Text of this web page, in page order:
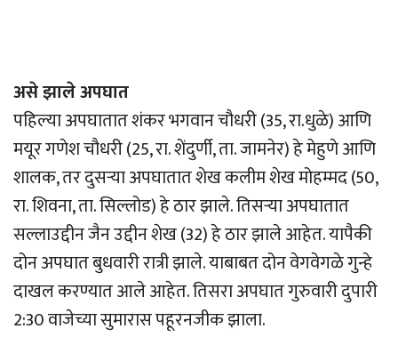
असे झाले अपघात
पहिल्या अपघातात शंकर भगवान चौधरी (35, रा.धुळे) आणि
मयूर गणेश चौधरी (25, रा. शेंदुर्णी, ता. जामनेर) हे मेहुणे आणि
शालक, तर दुसर्‍या अपघातात शेख कलीम शेख मोहम्मद (50,
रा. शिवना, ता. सिल्लोड) हे ठार झाले. तिसर्‍या अपघातात
सल्लाउद्दीन जैन उद्दीन शेख (32) हे ठार झाले आहेत. यापैकी
दोन अपघात बुधवारी रात्री झाले. याबाबत दोन वेगवेगळे गुन्हे
दाखल करण्यात आले आहेत. तिसरा अपघात गुरुवारी दुपारी
2:30 वाजेच्या सुमारास पहूरनजीक झाला.